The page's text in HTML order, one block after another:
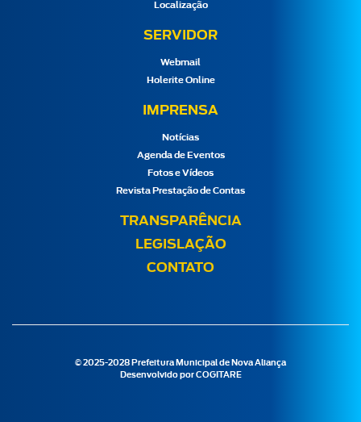
Localização
SERVIDOR
Webmail
Holerite Online
IMPRENSA
Notícias
Agenda de Eventos
Fotos e Vídeos
Revista Prestação de Contas
TRANSPARÊNCIA
LEGISLAÇÃO
CONTATO
© 2025-2028 Prefeitura Municipal de Nova Aliança
Desenvolvido por COGITARE